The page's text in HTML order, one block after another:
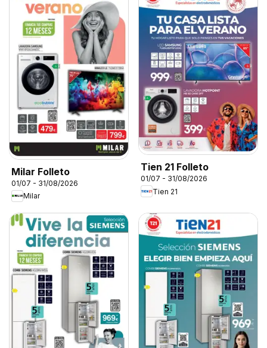
Milar Folleto
01/07 - 31/08/2026
Milar
Tien 21 Folleto
01/07 - 31/08/2026
Tien 21